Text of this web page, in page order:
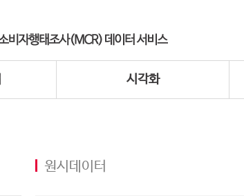
시각화
원시데이터